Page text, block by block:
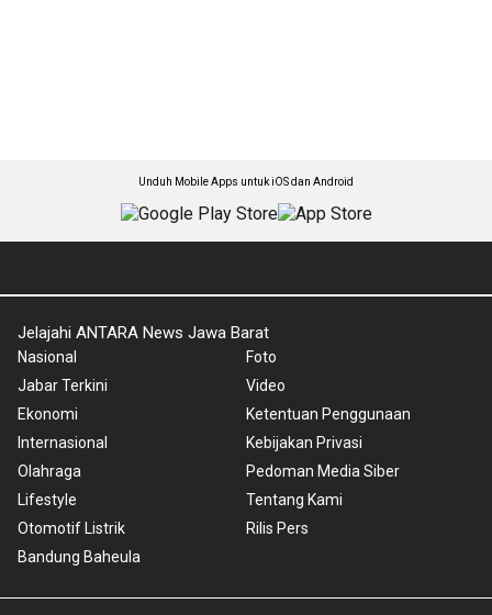
Unduh Mobile Apps untuk iOS dan Android
Jelajahi ANTARA News Jawa Barat
Nasional
Jabar Terkini
Ekonomi
Internasional
Olahraga
Lifestyle
Otomotif Listrik
Bandung Baheula
Foto
Video
Ketentuan Penggunaan
Kebijakan Privasi
Pedoman Media Siber
Tentang Kami
Rilis Pers